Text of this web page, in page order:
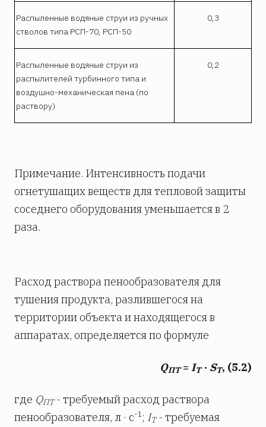
Распыленные водяные струи из ручных
стволов типа РСП-70, РСП-50
0,3
Распыленные водяные струи из
распылителей турбинного типа и
воздушно-механическая пена (по
раствору)
0,2
Примечание. Интенсивность подачи
огнетушащих веществ для тепловой защиты
соседнего оборудования уменьшается в 2
раза.
Расход раствора пенообразователя для
тушения продукта, разлившегося на
территории объекта и находящегося в
аппаратах, определяется по формуле
QПТ= IТ· SТ, (5.2)
где QПТ- требуемый расход раствора
пенообразователя, л · с-1; IТ- требуемая